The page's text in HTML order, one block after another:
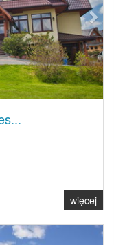
więcej
Next